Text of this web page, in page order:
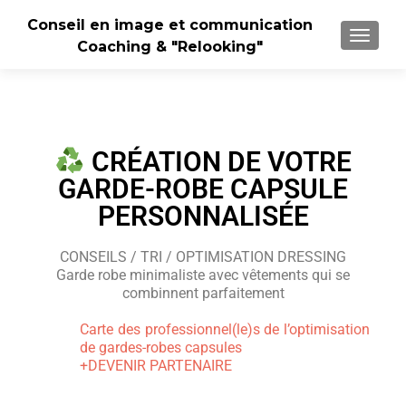
Conseil en image et communication
Coaching & "Relooking"
CRÉATION DE VOTRE
GARDE-ROBE CAPSULE
PERSONNALISÉE
CONSEILS / TRI / OPTIMISATION DRESSING
Garde robe minimaliste avec vêtements qui se
combinnent parfaitement
Carte des professionnel(le)s de l’optimisation
de gardes-robes capsules
+DEVENIR PARTENAIRE